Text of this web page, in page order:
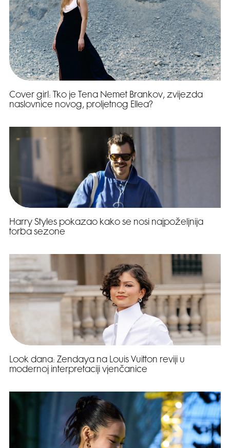
Cover girl: Tko je Tena Nemet Brankov, zvijezda
naslovnice novog, proljetnog Ellea?
Harry Styles pokazao kako se nosi najpoželjnija
torba sezone
Look dana: Zendaya na Louis Vuitton reviji u
modernoj interpretaciji vjenčanice